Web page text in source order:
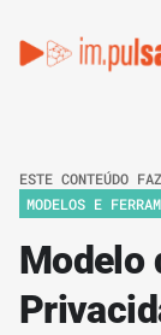
ESTE CONTEÚDO
MODELOS E
Modelo